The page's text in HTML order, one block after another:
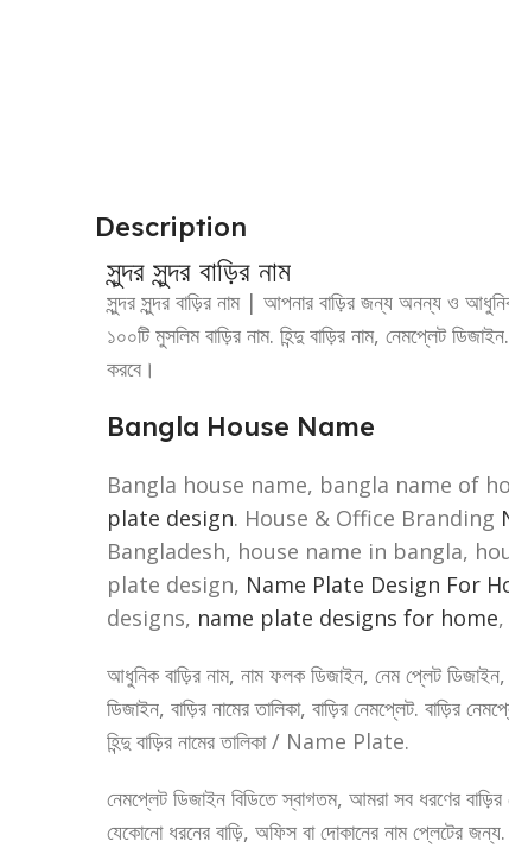
Description
সুন্দর সুন্দর বাড়ির নাম
সুন্দর সুন্দর বাড়ির নাম | আপনার বাড়ির জন্য অনন্য ও
১০০টি মুসলিম বাড়ির নাম. হিন্দু বাড়ির নাম, নেমপ্লেট
করবে।
Bangla House Name
Bangla house name, bangla name of
plate design. House & Office Branding
Bangladesh, house name in bangla,
plate design, Name Plate Design For
designs, name plate designs for home
আধুনিক বাড়ির নাম, নাম ফলক ডিজাইন, নেম প্লেট ডিজাইন,
ডিজাইন, বাড়ির নামের তালিকা, বাড়ির নেমপ্লেট. বাড়ির
হিন্দু বাড়ির নামের তালিকা / Name Plate.
নেমপ্লেট ডিজাইন বিডিতে স্বাগতম, আমরা সব ধরণের
যেকোনো ধরনের বাড়ি, অফিস বা দোকানের নাম প্লেটের